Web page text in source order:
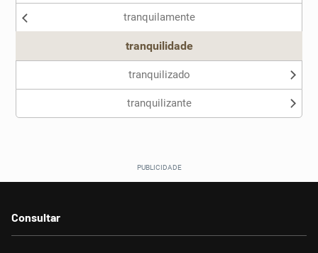
tranquilamente
tranquilidade
tranquilizado
tranquilizante
Consultar